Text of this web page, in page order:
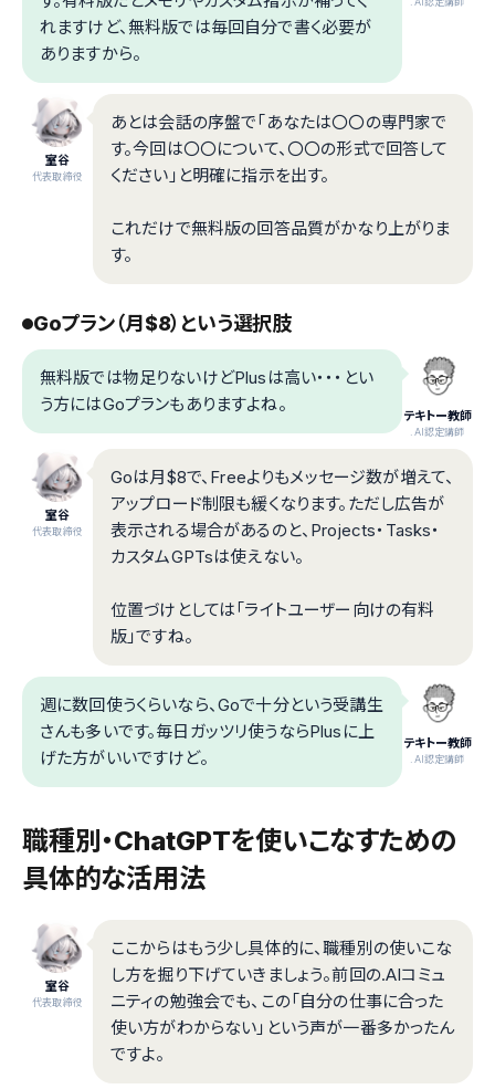
れますけど、無料版では毎回自分で書く必要が
ありますから。
室谷
代表取締役
あとは会話の序盤で「あなたは〇〇の専門家で
す。今回は〇〇について、〇〇の形式で回答して
ください」と明確に指示を出す。
これだけで無料版の回答品質がかなり上がりま
す。
Goプラン（月$8）という選択肢
テキトー教師
.AI認定講師
無料版では物足りないけどPlusは高い・・・とい
う方にはGoプランもありますよね。
室谷
代表取締役
Goは月$8で、Freeよりもメッセージ数が増えて、
アップロード制限も緩くなります。ただし広告が
表示される場合があるのと、Projects・Tasks・
カスタムGPTsは使えない。
位置づけとしては「ライトユーザー向けの有料
版」ですね。
テキトー教師
.AI認定講師
週に数回使うくらいなら、Goで十分という受講生
さんも多いです。毎日ガッツリ使うならPlusに上
げた方がいいですけど。
職種別・ChatGPTを使いこなすための
具体的な活用法
室谷
代表取締役
ここからはもう少し具体的に、職種別の使いこな
し方を掘り下げていきましょう。前回の.AIコミュ
ニティの勉強会でも、この「自分の仕事に合った
使い方がわからない」という声が一番多かったん
ですよ。